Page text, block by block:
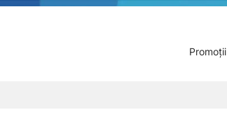
Promoții